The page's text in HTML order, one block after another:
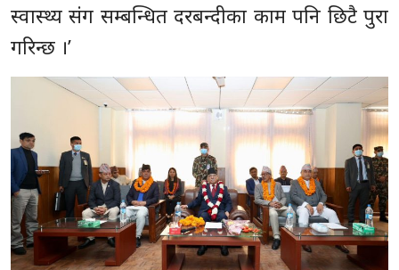
स्वास्थ्य संग सम्बन्धित दरबन्दीका काम पनि छिटै पुरा
गरिन्छ ।’